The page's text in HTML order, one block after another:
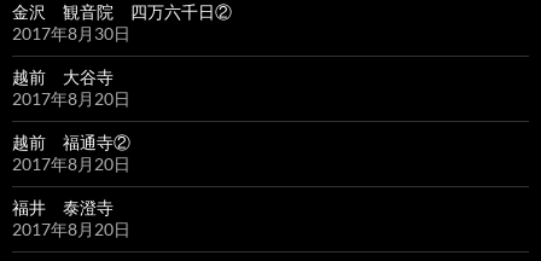
金沢 観音院 四万六千日②
2017年8月30日
越前 大谷寺
2017年8月20日
越前 福通寺②
2017年8月20日
福井 泰澄寺
2017年8月20日